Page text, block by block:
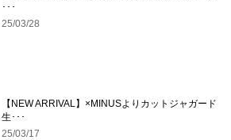
･･･
25/03/28
【NEW ARRIVAL】×MINUSよりカットジャガード
生･･･
25/03/17